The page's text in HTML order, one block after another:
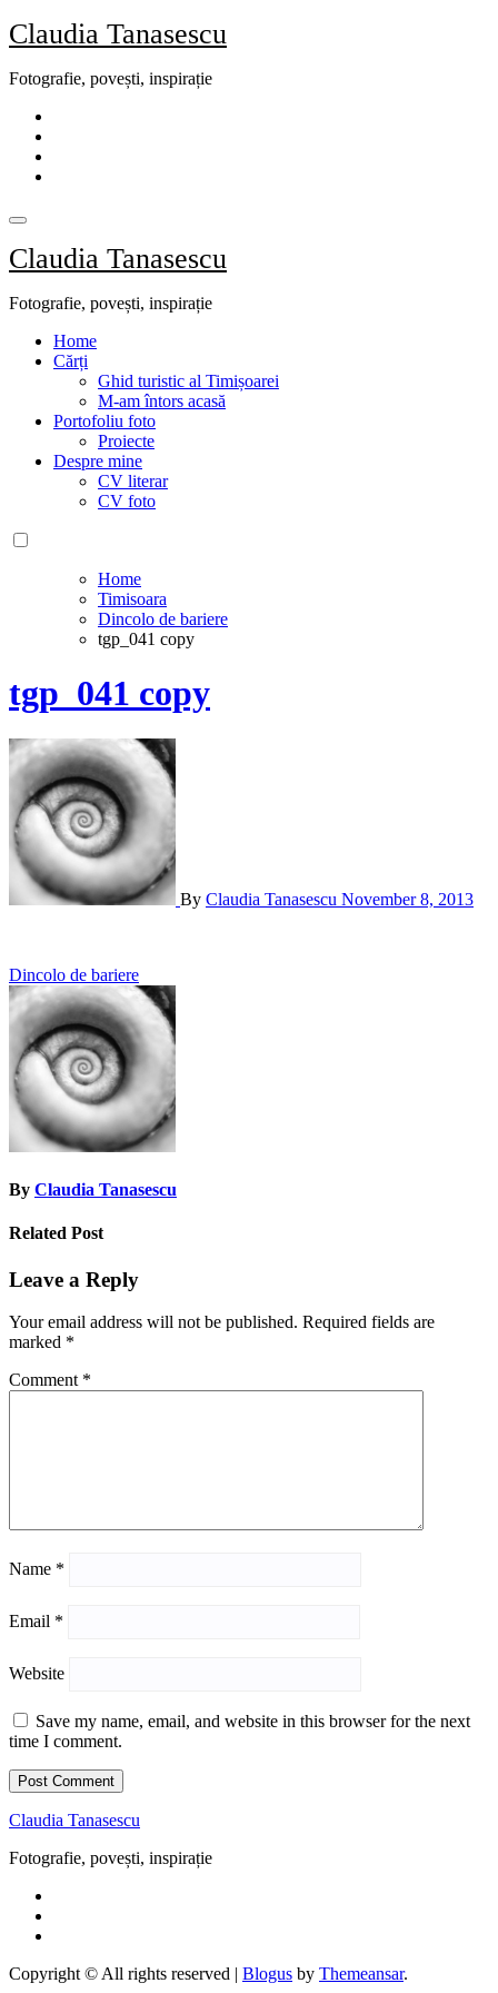
Skip
to
Claudia Tanasescu
Fotografie, povești, inspirație
Claudia Tanasescu
Fotografie, povești, inspirație
Home
Cărți
Ghid turistic al Timișoarei
M-am întors acasă
Portofoliu foto
Proiecte
Despre mine
CV literar
CV foto
Home
Timisoara
Dincolo de bariere
tgp_041 copy
tgp_041 copy
By Claudia Tanasescu November 8, 2013
Post
navigation
Dincolo de bariere
By Claudia Tanasescu
Related Post
Leave a Reply
Your email address will not be published. Required fields are
marked *
Comment *
Name *
Email *
Website
Save my name, email, and website in this browser for the next
time I comment.
Claudia Tanasescu
Fotografie, povești, inspirație
Copyright © All rights reserved | Blogus by Themeansar.